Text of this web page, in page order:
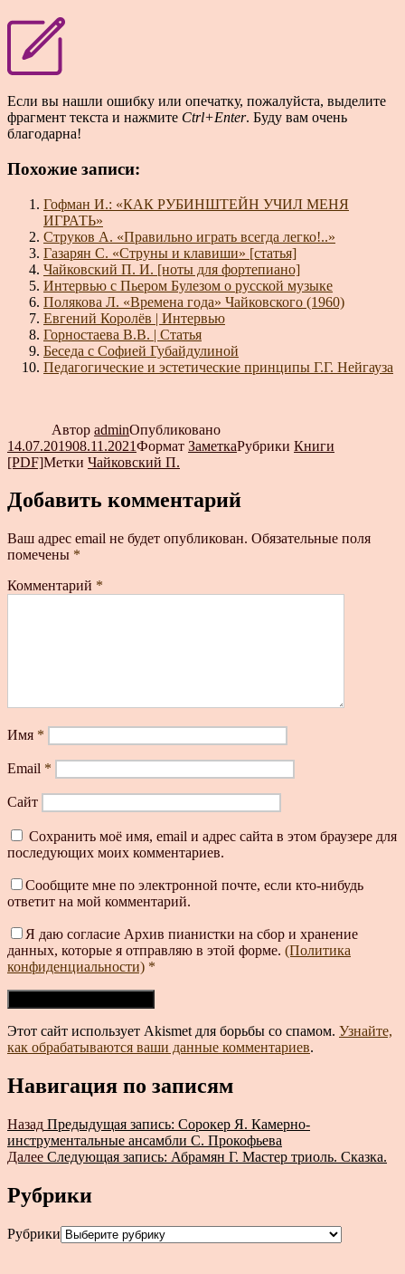
Если вы нашли ошибку или опечатку, пожалуйста, выделите
фрагмент текста и нажмите Ctrl+Enter. Буду вам очень
благодарна!
Похожие записи:
Гофман И.: «КАК РУБИНШТЕЙН УЧИЛ МЕНЯ
ИГРАТЬ»
Струков А. «Правильно играть всегда легко!..»
Газарян С. «Струны и клавиши» [статья]
Чайковский П. И. [ноты для фортепиано]
Интервью с Пьером Булезом о русской музыке
Полякова Л. «Времена года» Чайковского (1960)
Евгений Королёв | Интервью
Горностаева В.В. | Статья
Беседа с Софией Губайдулиной
Педагогические и эстетические принципы Г.Г. Нейгауза
Автор adminОпубликовано
14.07.201908.11.2021Формат ЗаметкаРубрики Книги
[PDF]Метки Чайковский П.
Добавить комментарий
Ваш адрес email не будет опубликован. Обязательные поля
помечены *
Комментарий *
Имя *
Email *
Сайт
Сохранить моё имя, email и адрес сайта в этом браузере для
последующих моих комментариев.
Сообщите мне по электронной почте, если кто-нибудь
ответит на мой комментарий.
Я даю согласие Архив пианистки на сбор и хранение
данных, которые я отправляю в этой форме. (Политика
конфиденциальности) *
Этот сайт использует Akismet для борьбы со спамом. Узнайте,
как обрабатываются ваши данные комментариев.
Навигация по записям
Назад Предыдущая запись: Сорокер Я. Камерно-
инструментальные ансамбли С. Прокофьева
Далее Следующая запись: Абрамян Г. Мастер триоль. Сказка.
Рубрики
Рубрики